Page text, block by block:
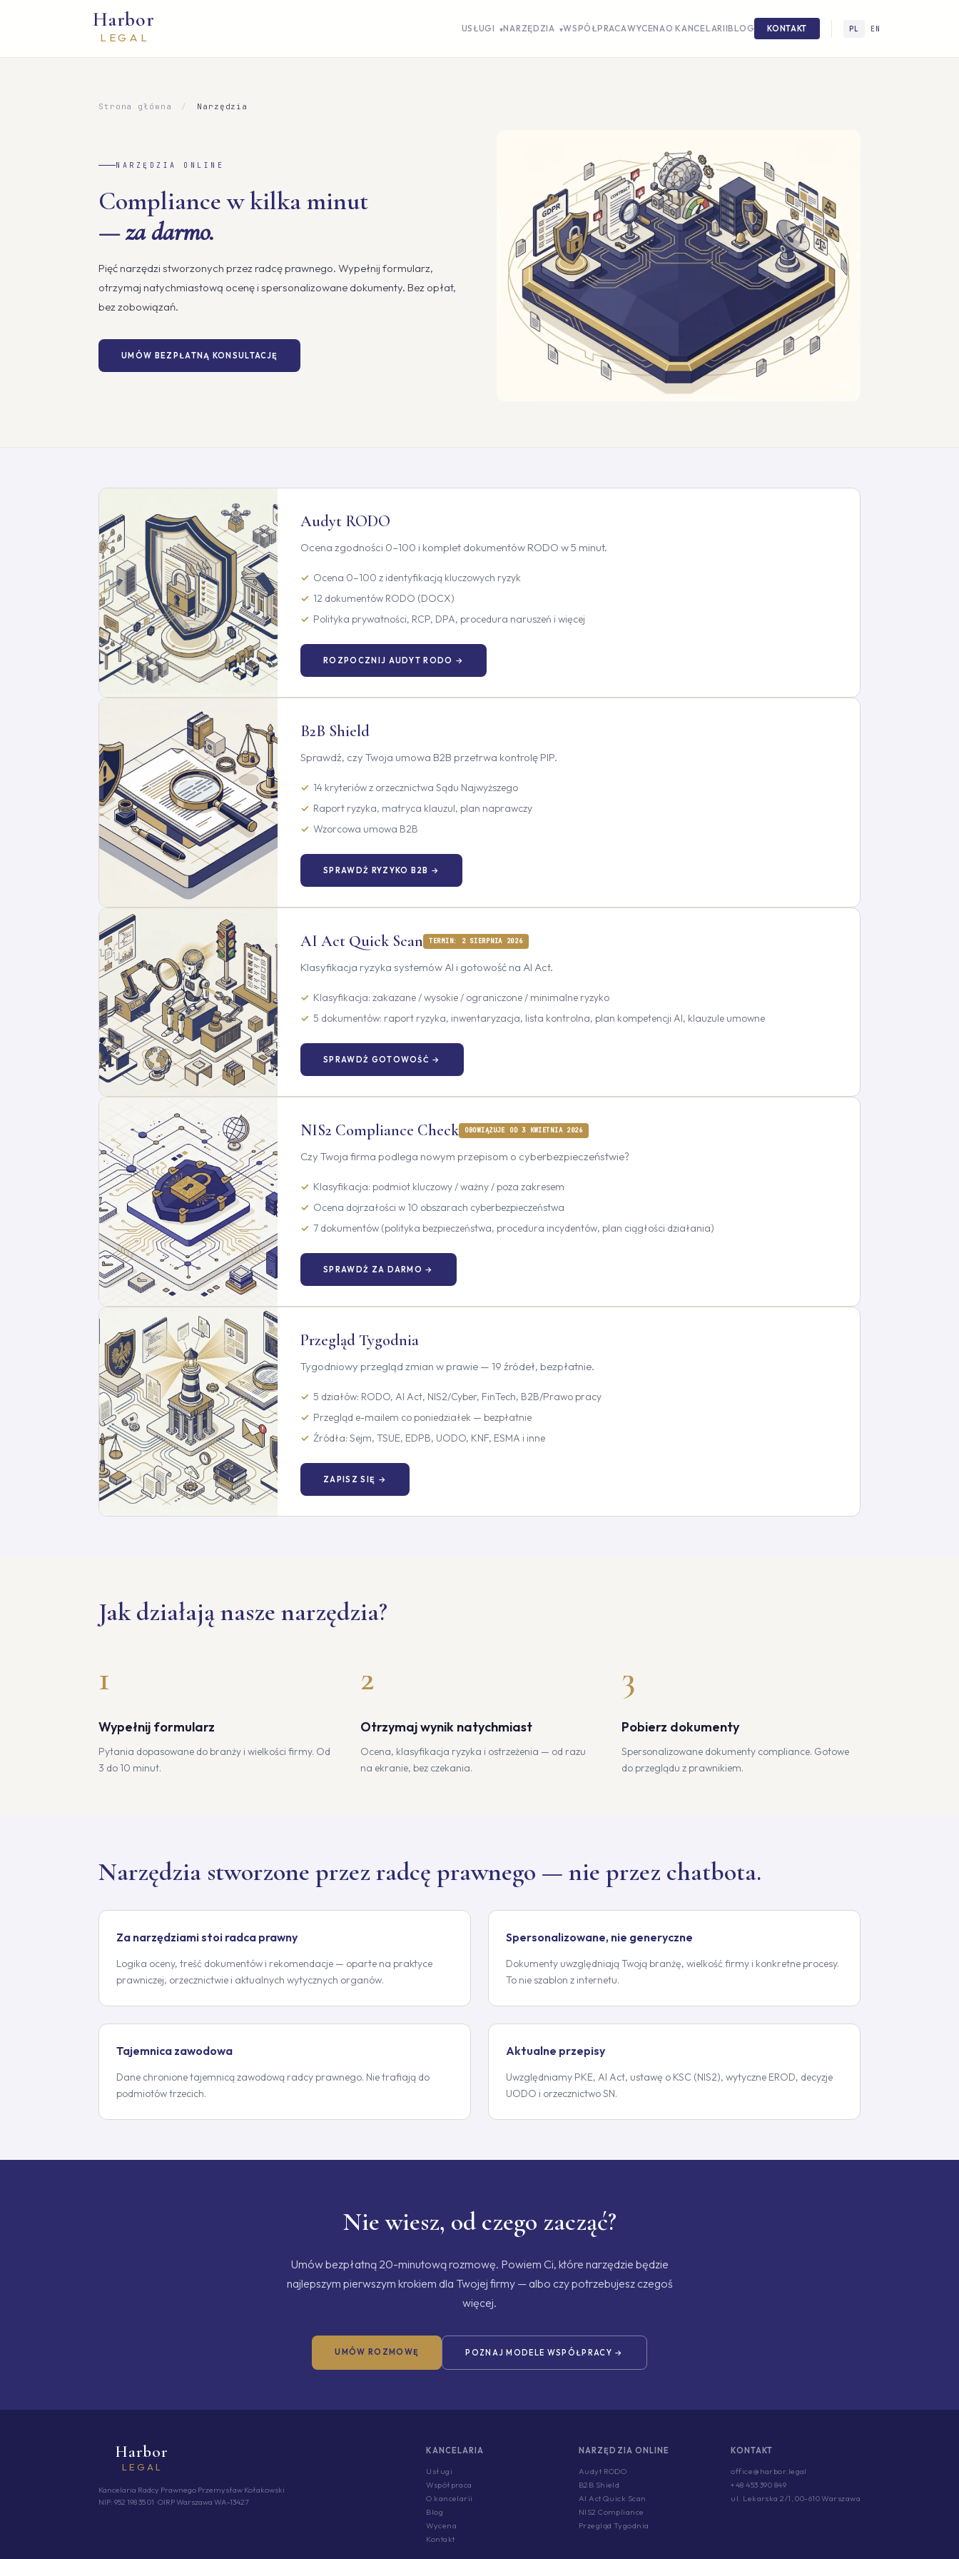
LEGAL
Harbor USŁUGI ▾NARZĘDZIA ▾WSPÓŁPRACAWYCENAO KANCELARIIBLOG KONTAKT PL EN
Strona główna / Narzędzia
NARZĘDZIA ONLINE
Compliance w kilka minut
— za darmo.
Pięć narzędzi stworzonych przez radcę prawnego. Wypełnij formularz,
otrzymaj natychmiastową ocenę i spersonalizowane dokumenty. Bez opłat,
bez zobowiązań.
UMÓW BEZPŁATNĄ KONSULTACJĘ
Audyt RODO
Ocena zgodności 0–100 i komplet dokumentów RODO w 5 minut.
Ocena 0–100 z identyfikacją kluczowych ryzyk
12 dokumentów RODO (DOCX)
Polityka prywatności, RCP, DPA, procedura naruszeń i więcej
ROZPOCZNIJ AUDYT RODO →
B2B Shield
Sprawdź, czy Twoja umowa B2B przetrwa kontrolę PIP.
14 kryteriów z orzecznictwa Sądu Najwyższego
Raport ryzyka, matryca klauzul, plan naprawczy
Wzorcowa umowa B2B
SPRAWDŹ RYZYKO B2B →
AI Act Quick Scan TERMIN: 2 SIERPNIA 2026
Klasyfikacja ryzyka systemów AI i gotowość na AI Act.
Klasyfikacja: zakazane / wysokie / ograniczone / minimalne ryzyko
5 dokumentów: raport ryzyka, inwentaryzacja, lista kontrolna, plan kompetencji AI, klauzule umowne
SPRAWDŹ GOTOWOŚĆ →
NIS2 Compliance Check OBOWIĄZUJE OD 3 KWIETNIA 2026
Czy Twoja firma podlega nowym przepisom o cyberbezpieczeństwie?
Klasyfikacja: podmiot kluczowy / ważny / poza zakresem
Ocena dojrzałości w 10 obszarach cyberbezpieczeństwa
7 dokumentów (polityka bezpieczeństwa, procedura incydentów, plan ciągłości działania)
SPRAWDŹ ZA DARMO →
Przegląd Tygodnia
Tygodniowy przegląd zmian w prawie — 19 źródeł, bezpłatnie.
5 działów: RODO, AI Act, NIS2/Cyber, FinTech, B2B/Prawo pracy
Przegląd e-mailem co poniedziałek — bezpłatnie
Źródła: Sejm, TSUE, EDPB, UODO, KNF, ESMA i inne
ZAPISZ SIĘ →
Jak działają nasze narzędzia?
1
Wypełnij formularz
Pytania dopasowane do branży i wielkości firmy. Od
3 do 10 minut.
2
Otrzymaj wynik natychmiast
Ocena, klasyfikacja ryzyka i ostrzeżenia — od razu
na ekranie, bez czekania.
3
Pobierz dokumenty
Spersonalizowane dokumenty compliance. Gotowe
do przeglądu z prawnikiem.
Narzędzia stworzone przez radcę prawnego — nie przez chatbota.
Za narzędziami stoi radca prawny
Logika oceny, treść dokumentów i rekomendacje — oparte na praktyce
prawniczej, orzecznictwie i aktualnych wytycznych organów.
Spersonalizowane, nie generyczne
Dokumenty uwzględniają Twoją branżę, wielkość firmy i konkretne procesy.
To nie szablon z internetu.
Tajemnica zawodowa
Dane chronione tajemnicą zawodową radcy prawnego. Nie trafiają do
podmiotów trzecich.
Aktualne przepisy
Uwzględniamy PKE, AI Act, ustawę o KSC (NIS2), wytyczne EROD, decyzje
UODO i orzecznictwo SN.
Nie wiesz, od czego zacząć?
Umów bezpłatną 20-minutową rozmowę. Powiem Ci, które narzędzie będzie
najlepszym pierwszym krokiem dla Twojej firmy — albo czy potrzebujesz czegoś
więcej.
UMÓW ROZMOWĘ POZNAJ MODELE WSPÓŁPRACY →
LEGAL
Harbor
Kancelaria Radcy Prawnego Przemysław Kołakowski
NIP: 952 198 35 01 · OIRP Warszawa WA-13427
KANCELARIA
Usługi
Współpraca
O kancelarii
Blog
Wycena
Kontakt
NARZĘDZIA ONLINE
Audyt RODO
B2B Shield
AI Act Quick Scan
NIS2 Compliance
Przegląd Tygodnia
KONTAKT
office@harbor.legal
+48 453 390 849
ul. Lekarska 2/1, 00-610 Warszawa